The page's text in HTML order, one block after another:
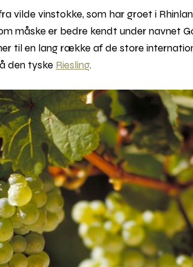
vilde vinstokke, som har groet i
måske er bedre kendt under navnet
til en lang række af de store
den tyske Riesling.